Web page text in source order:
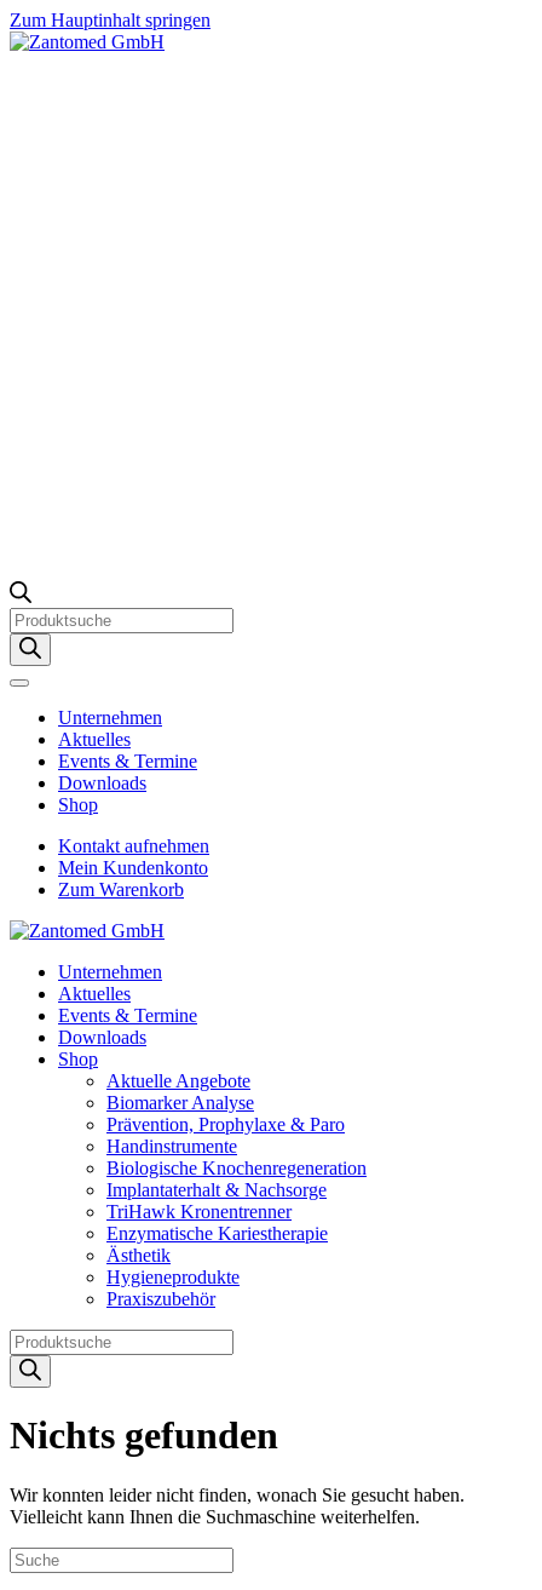
Zum Hauptinhalt springen
Products
search
Unternehmen
Aktuelles
Events & Termine
Downloads
Shop
Kontakt aufnehmen
Mein Kundenkonto
Zum Warenkorb
Unternehmen
Aktuelles
Events & Termine
Downloads
Shop
Aktuelle Angebote
Biomarker Analyse
Prävention, Prophylaxe & Paro
Handinstrumente
Biologische Knochenregeneration
Implantaterhalt & Nachsorge
TriHawk Kronentrenner
Enzymatische Kariestherapie
Ästhetik
Hygieneprodukte
Praxiszubehör
Products
search
Nichts gefunden
Wir konnten leider nicht finden, wonach Sie gesucht haben.
Vielleicht kann Ihnen die Suchmaschine weiterhelfen.